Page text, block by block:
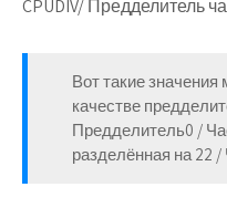
CPUDIV/ Предделитель
Вот такие
качестве
Предделитель0 /
разделённая на 22